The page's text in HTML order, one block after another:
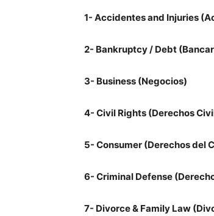
1- Accidentes and Injuries
2- Bankruptcy / Debt
3- Business (Negocios)
4- Civil Rights (Derechos
5- Consumer (Derechos del
6- Criminal Defense
7- Divorce & Family Law